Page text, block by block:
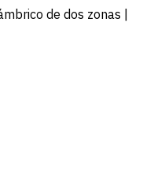
de dos zonas |